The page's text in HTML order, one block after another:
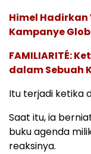
Himel Hadirkan
Kampanye
FAMILIARITÉ:
dalam Sebuah
Itu terjadi ketika
Saat itu, ia
buku agenda
reaksinya.